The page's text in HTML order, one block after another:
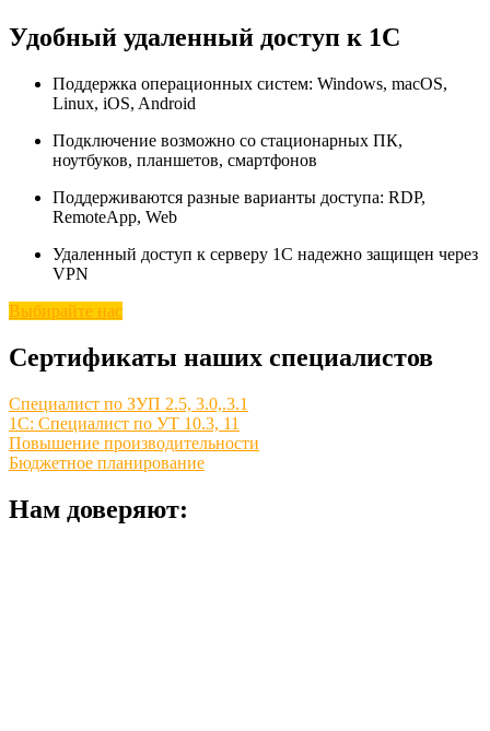
Удобный удаленный доступ к 1С
Поддержка операционных систем: Windows, macOS,
Linux, iOS, Android
Подключение возможно со стационарных ПК,
ноутбуков, планшетов, смартфонов
Поддерживаются разные варианты доступа: RDP,
RemoteApp, Web
Удаленный доступ к серверу 1С надежно защищен через
VPN
Выбирайте нас
Сертификаты наших специалистов
Специалист по ЗУП 2.5, 3.0,.3.1
1С: Специалист по УТ 10.3, 11
Повышение производительности
Бюджетное планирование
Нам доверяют: